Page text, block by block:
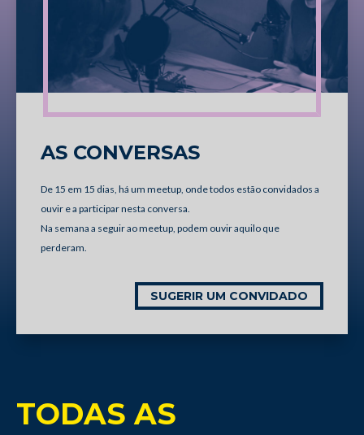
AS CONVERSAS
De 15 em 15 dias, há um meetup, onde todos estão convidados a
ouvir e a participar nesta conversa.
Na semana a seguir ao meetup, podem ouvir aquilo que
perderam.
SUGERIR UM CONVIDADO
TODAS AS